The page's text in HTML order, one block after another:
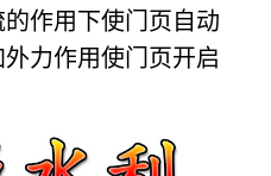
作用下使门页自动
力作用使门页开启